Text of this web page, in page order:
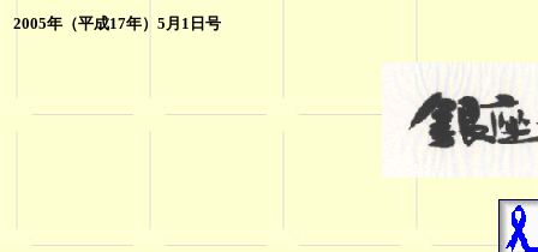
2005年（平成17年）5月1日号